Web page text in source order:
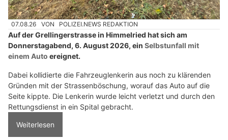
07.08.26 VON POLIZEI.NEWS REDAKTION
Auf der Grellingerstrasse in Himmelried hat sich am
Donnerstagabend, 6. August 2026, ein Selbstunfall mit
einem Auto ereignet.
Dabei kollidierte die Fahrzeuglenkerin aus noch zu klärenden
Gründen mit der Strassenböschung, worauf das Auto auf die
Seite kippte. Die Lenkerin wurde leicht verletzt und durch den
Rettungsdienst in ein Spital gebracht.
Weiterlesen